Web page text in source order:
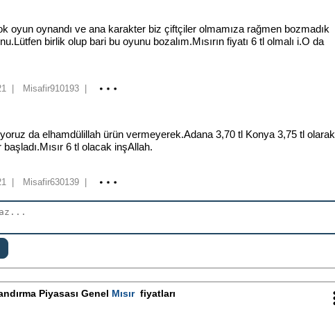
oyun oynandı ve ana karakter biz çiftçiler olmamıza rağmen bozmadık
birlik olup bari bu oyunu bozalım.Mısırın fiyatı 6 tl olmalı i.O da
Misafir910193
da elhamdülillah ürün vermeyerek.Adana 3,70 tl Konya 3,75 tl olarak
6 tl olacak inşAllah.
Misafir630139
Piyasası Genel Mısırfiyatları